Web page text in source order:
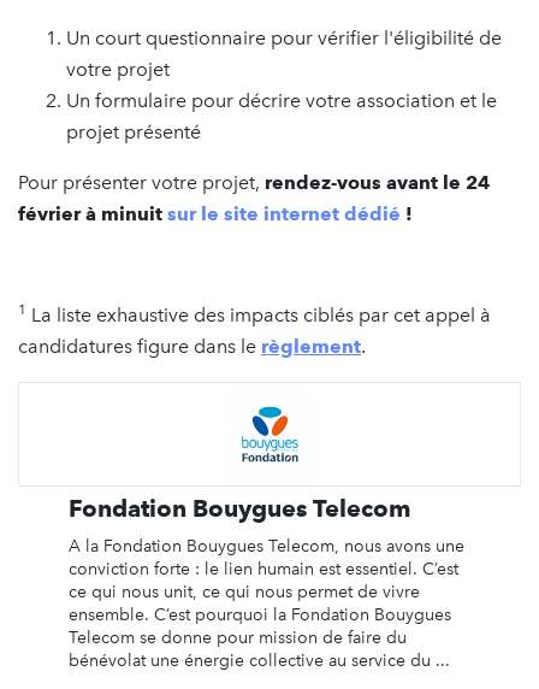
Un court questionnaire pour vérifier l'éligibilité de
votre projet
Un formulaire pour décrire votre association et le
projet présenté
Pour présenter votre projet, rendez-vous avant le 24
février à minuit sur le site internet dédié !
1 La liste exhaustive des impacts ciblés par cet appel à
candidatures figure dans le règlement.
Fondation Bouygues Telecom
A la Fondation Bouygues Telecom, nous avons une
conviction forte : le lien humain est essentiel. C’est
ce qui nous unit, ce qui nous permet de vivre
ensemble. C’est pourquoi la Fondation Bouygues
Telecom se donne pour mission de faire du
bénévolat une énergie collective au service du ...